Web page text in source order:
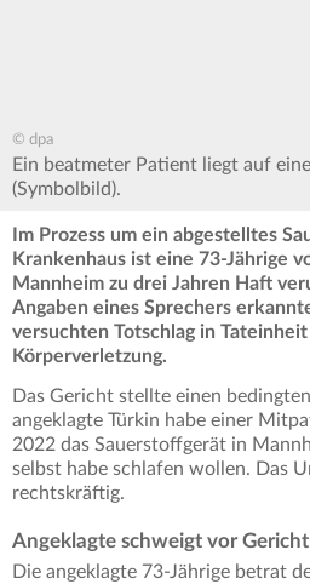
© dpa
Ein beatmeter Patient liegt auf
(Symbolbild).
Im Prozess um ein abgestelltes
Krankenhaus ist eine 73-Jährige
Mannheim zu drei Jahren Haft
Angaben eines Sprechers
versuchten Totschlag in
Körperverletzung.
Das Gericht stellte einen
angeklagte Türkin habe einer
2022 das Sauerstoffgerät in
selbst habe schlafen wollen. Das
rechtskräftig.
Angeklagte schweigt vor Gericht
Die angeklagte 73-Jährige betrat